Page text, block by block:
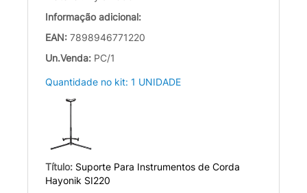
Informação adicional:
EAN: 7898946771220
Un.Venda: PC/1
Quantidade no kit: 1 UNIDADE
Título: Suporte Para Instrumentos de Corda
Hayonik SI220